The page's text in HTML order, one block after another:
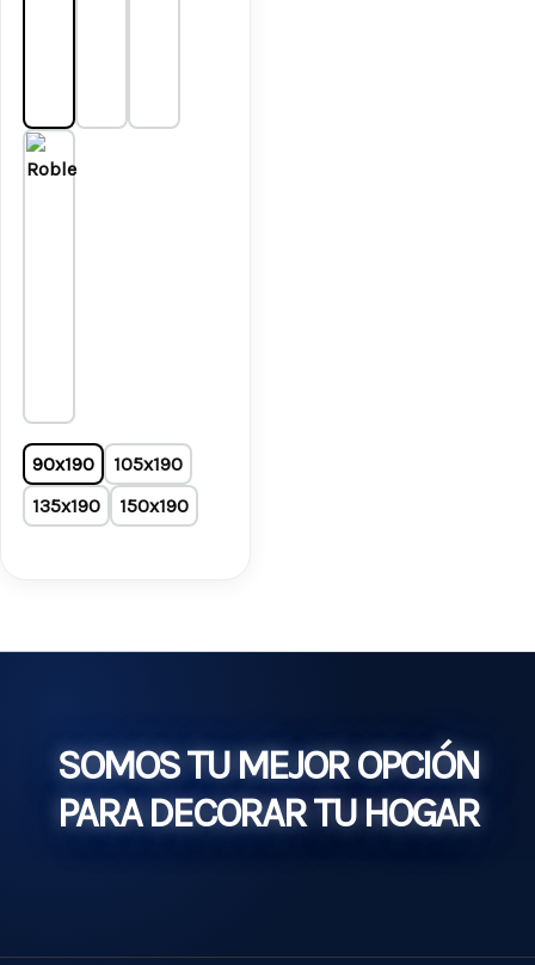
90x190
105x190
135x190
150x190
SOMOS TU MEJOR OPCIÓN
PARA DECORAR TU HOGAR